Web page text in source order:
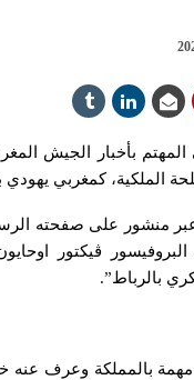
بأخبار الجيش
الملكية، كمغربي يهودي
منشور على صفحته
البروفيسور ڤيكتور
بالرباط”.
بالمملكة وعرف عنه